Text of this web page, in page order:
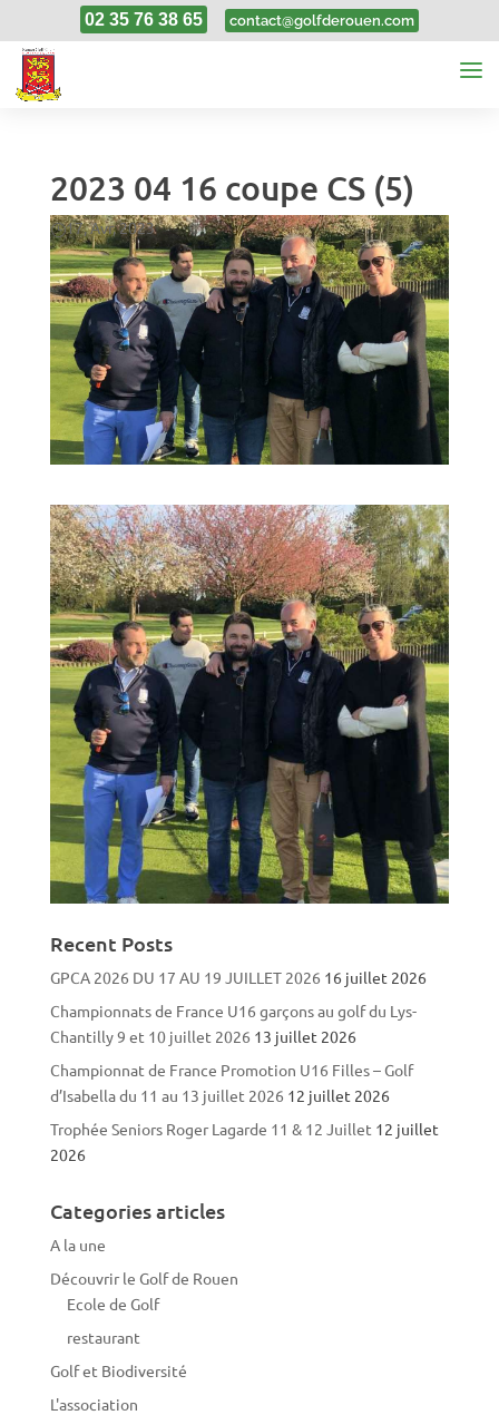
02 35 76 38 65 contact@golfderouen.com
2023 04 16 coupe CS (5)
17, Avr, 2023
Recent Posts
GPCA 2026 DU 17 AU 19 JUILLET 2026 16 juillet 2026
Championnats de France U16 garçons au golf du Lys-
Chantilly 9 et 10 juillet 2026 13 juillet 2026
Championnat de France Promotion U16 Filles – Golf
d’Isabella du 11 au 13 juillet 2026 12 juillet 2026
Trophée Seniors Roger Lagarde 11 & 12 Juillet 12 juillet
2026
Categories articles
A la une
Découvrir le Golf de Rouen
Ecole de Golf
restaurant
Golf et Biodiversité
L'association